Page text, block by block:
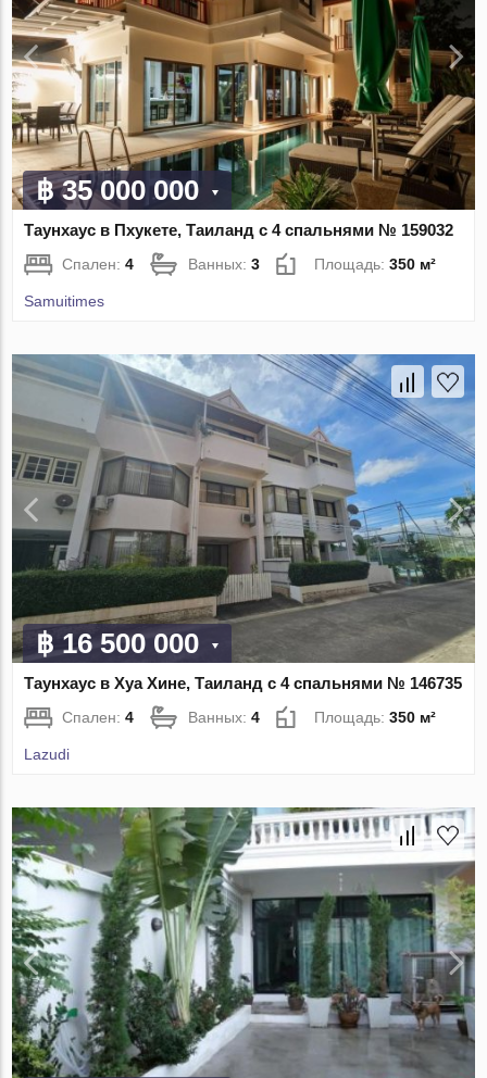
฿ 35 000 000
Таунхаус в Пхукете, Таиланд с 4 спальнями № 159032
Спален:4 Ванных:3 Площадь:350 м²
Samuitimes
฿ 16 500 000
Таунхаус в Хуа Хине, Таиланд с 4 спальнями № 146735
Спален:4 Ванных:4 Площадь:350 м²
Lazudi